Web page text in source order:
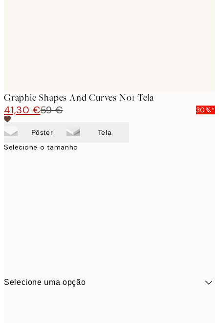
Graphic Shapes And Curves No1 Tela
41,30 €59 € 30%*
Pôster Tela
Selecione o tamanho
Selecione uma opção